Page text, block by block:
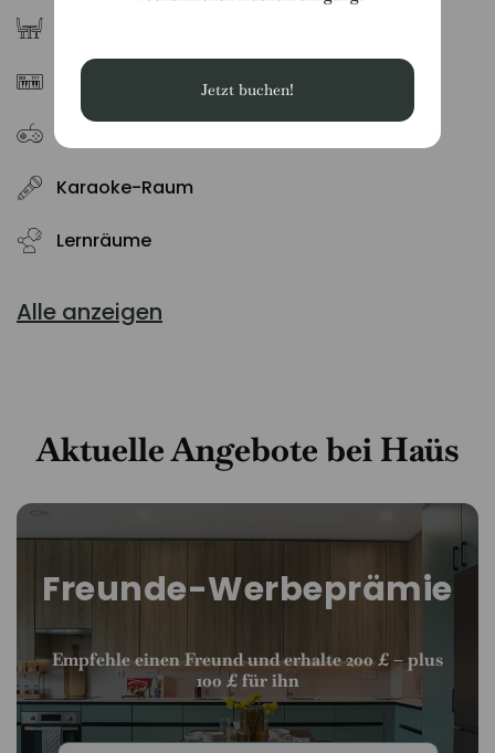
Jetzt buchen!
Musikzimmer
Billiard Raum
Karaoke-Raum
Lernräume
Alle anzeigen
Aktuelle Angebote bei Haüs
Freunde-Werbeprämie
Empfehle einen Freund und erhalte 200 £ – plus
100 £ für ihn